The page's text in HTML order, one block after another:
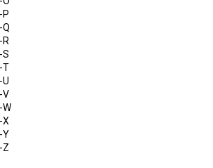
T
V
Y
Z